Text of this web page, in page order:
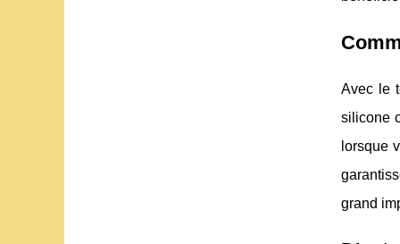
Avec le
silicone
lorsque
grand